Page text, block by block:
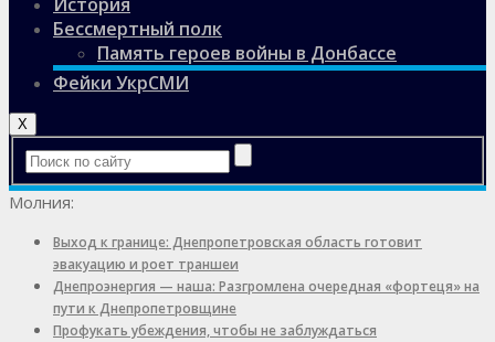
Бессмертный полк
Память героев войны в Донбассе
Фейки УкрСМИ
X
Молния:
Выход к границе: Днепропетровская область готовит
эвакуацию и роет траншеи
Днепроэнергия — наша: Разгромлена очередная «фортеця» на
пути к Днепропетровщине
Профукать убеждения, чтобы не заблуждаться